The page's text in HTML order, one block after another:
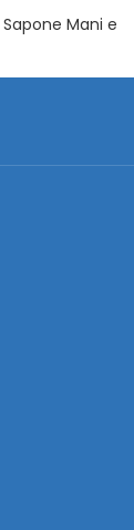
Sapone Mani e